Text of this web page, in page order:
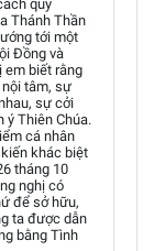
quy
Thánh Thần
tới một
Đồng và
em biết rằng
tâm, sự
sự cởi
ý Thiên Chúa.
cá nhân
khác biệt
tháng 10
nghị có
để sở hữu,
ta được dẫn
bằng Tình